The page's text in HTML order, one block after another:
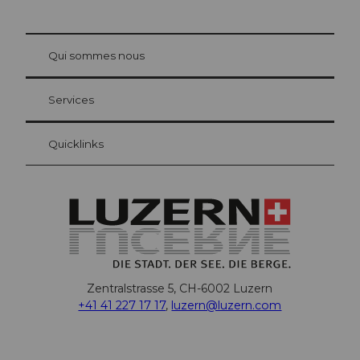
Carte d’hôte Lucerne
Vos avantages en tant qu'hôte pour la nuit
at Bre
Qui sommes nous
Services
Quicklinks
Zentralstrasse 5, CH-6002 Luzern
+41 41 227 17 17, luzern@luzern.com